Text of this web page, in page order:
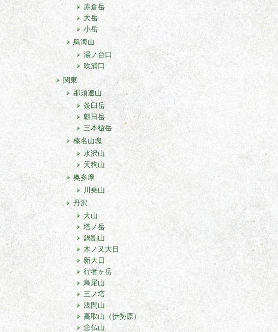
赤倉岳
大岳
小岳
鳥海山
湯ノ台口
吹浦口
関東
那須連山
茶臼岳
朝日岳
三本槍岳
榛名山塊
水沢山
天狗山
奥多摩
川乗山
丹沢
大山
塔ノ岳
鍋割山
木ノ又大日
新大日
行者ヶ岳
烏尾山
三ノ塔
浅間山
高取山（伊勢原）
念仏山